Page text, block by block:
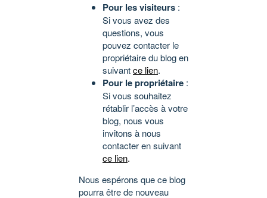
Pour les visiteurs :
Si vous avez des
questions, vous
pouvez contacter le
propriétaire du blog en
suivantce lien.
Pour le propriétaire :
Si vous souhaitez
rétablir l’accès à votre
blog, nous vous
invitons à nous
contacter en suivant
ce lien.
Nous espérons que ce blog
pourra être de nouveau